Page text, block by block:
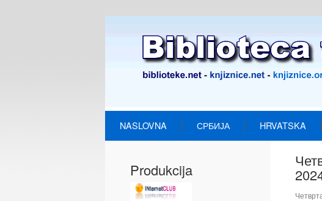
NASLOVNA СРБИЈА HRVATSKA
Produkcija